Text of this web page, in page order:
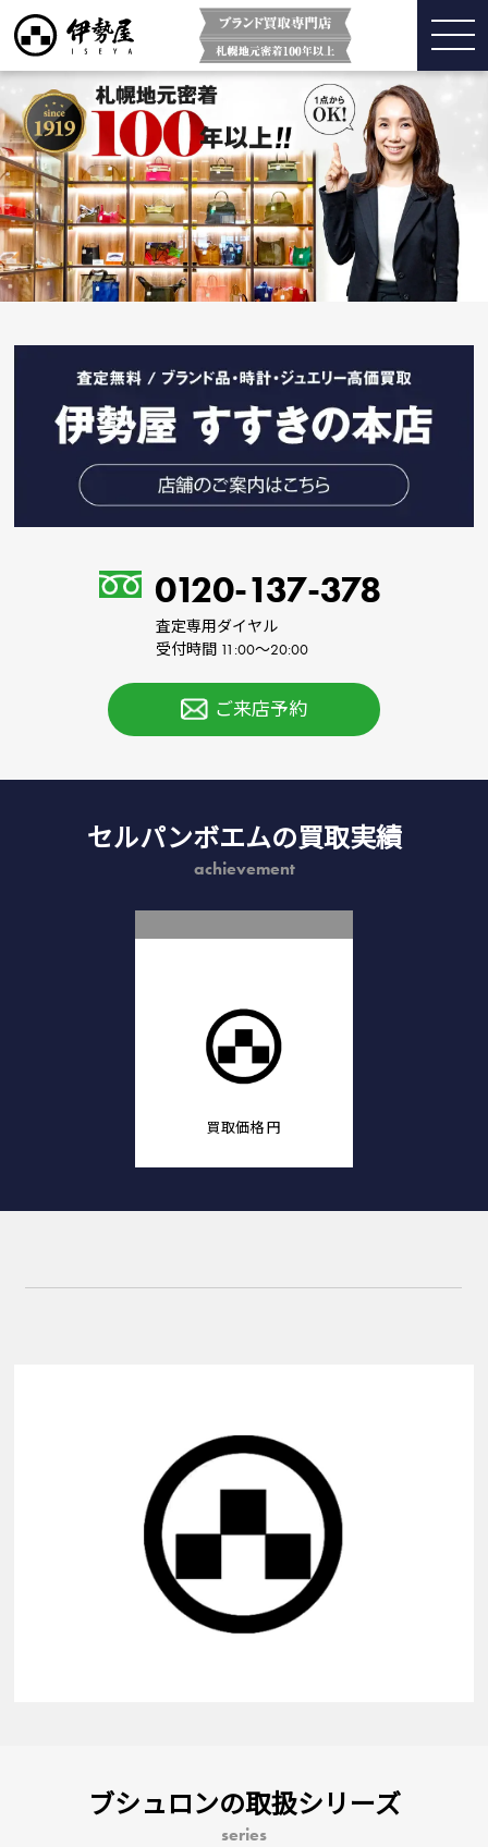
0120-137-378
査定専用ダイヤル
受付時間 11:00～20:00
ご来店予約
セルパンボエムの買取実績
achievement
買取価格 円
ブシュロンの取扱シリーズ
series